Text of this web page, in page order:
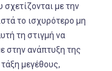
με την
το ισχυρότερο μη
τη στιγμή να
στην ανάπτυξη της
μεγέθους,